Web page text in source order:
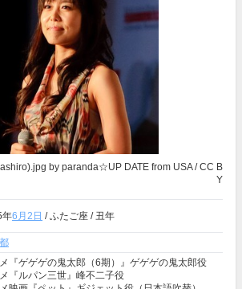
by paranda☆UP DATE from USA /CC B
Y
年6月2日 / ふたご座 / 丑年
『ゲゲゲの鬼太郎（6期）』ゲゲゲの鬼太郎役
『ルパン三世』峰不二子役